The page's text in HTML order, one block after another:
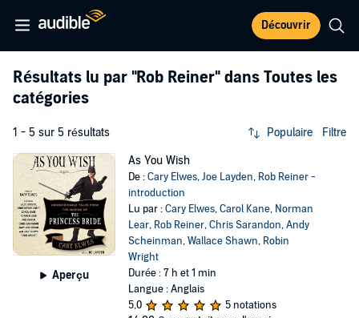
Découvrir
Résultats lu par "Rob Reiner" dans Toutes les
catégories
1 - 5 sur 5 résultats Populaire Filtre
Aperçu
As You Wish
De :Cary Elwes,Joe Layden, Rob Reiner -
introduction
Lu par :Cary Elwes,Carol Kane, Norman
Lear, Rob Reiner,Chris Sarandon,Andy
Scheinman,Wallace Shawn, Robin
Wright
Durée : 7 h et 1 min
Langue : Anglais
5,0
5 notations